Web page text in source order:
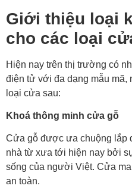
Giới thiệu loại
cho các loại
Hiện nay trên thị trường có
điện tử với đa dạng mẫu mã,
loại cửa sau:
Khoá thông minh cửa gỗ
Cửa gỗ được ưa chuộng lắp
nhà từ xưa tới hiện nay bởi
sống của người Việt. Cửa
an toàn.